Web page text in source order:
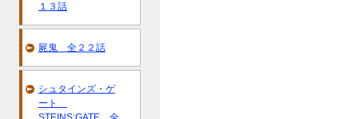
１３話
屍鬼 全２２話
シュタインズ・ゲ
ート